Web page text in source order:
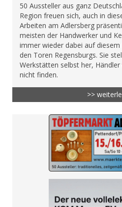
50 Aussteller aus ganz
Region freuen sich, auch in
Arbeiten am Adlersberg
meisten der Handwerker und
immer wieder dabei auf
den Toren Regensburgs. Sie
Werkstätten selbst her,
nicht finden.
>>